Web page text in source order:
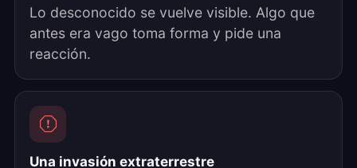
Lo desconocido se vuelve visible. Algo que
antes era vago toma forma y pide una
reacción.
Una invasión extraterrestre